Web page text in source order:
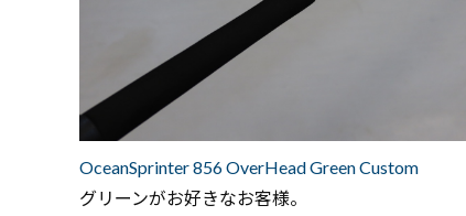
OceanSprinter 856 OverHead Green Custom
グリーンがお好きなお客様。